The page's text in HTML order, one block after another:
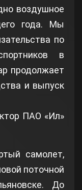
воздушное
года. Мы
по
в
продолжает
и выпуск
ПАО «Ил»
самолет,
поточной
До